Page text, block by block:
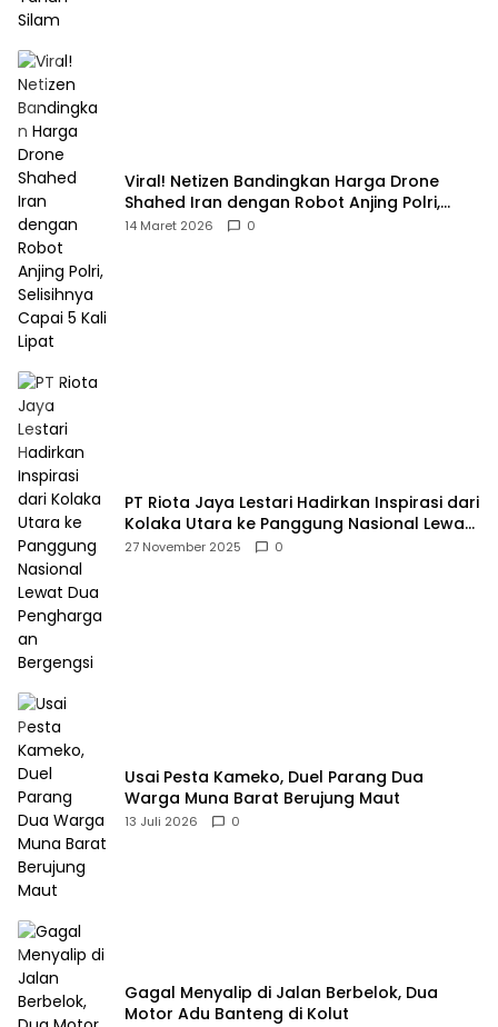
Viral! Netizen Bandingkan Harga Drone
Shahed Iran dengan Robot Anjing Polri,
Selisihnya Capai 5 Kali Lipat
14 Maret 2026 0
PT Riota Jaya Lestari Hadirkan Inspirasi dari
Kolaka Utara ke Panggung Nasional Lewat
Dua Penghargaan Bergengsi
27 November 2025 0
Usai Pesta Kameko, Duel Parang Dua
Warga Muna Barat Berujung Maut
13 Juli 2026 0
Gagal Menyalip di Jalan Berbelok, Dua
Motor Adu Banteng di Kolut